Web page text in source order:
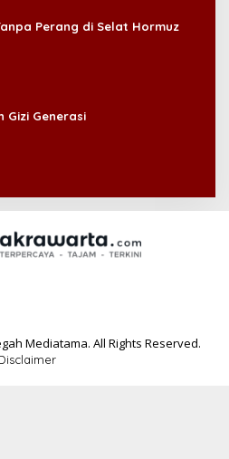
Perang di Selat Hormuz
Gizi Generasi
Mediatama. All Rights Reserved.